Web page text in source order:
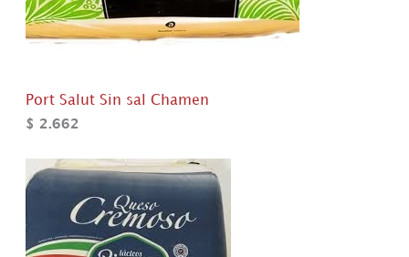
Port Salut Sin sal Chamen
$ 2.662